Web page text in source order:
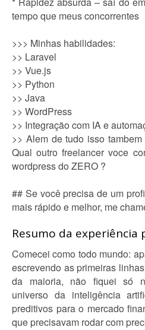
tempo que meus concorrentes
>>> Minhas habilidades:
>> Laravel
>> Vue.js
>> Python
>> Java
>> WordPress
>> Integração com IA e
>> Alem de tudo isso
Qual outro freelancer voce
wordpress do ZERO ?
## Se você precisa de um
mais rápido e melhor, me
Resumo da experiência
Comecei como todo mundo:
escrevendo as primeiras
da maioria, não fiquei só
universo da inteligência
preditivos para o mercado
que precisavam rodar com